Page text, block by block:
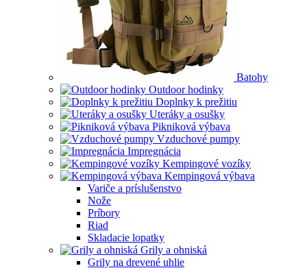
Batohy
Outdoor hodinky
Doplnky k prežitiu
Uteráky a osušky
Pikniková výbava
Vzduchové pumpy
Impregnácia
Kempingové vozíky
Kempingová výbava
Variče a príslušenstvo
Nože
Príbory
Riad
Skladacie lopatky
Grily a ohniská
Grily na drevené uhlie